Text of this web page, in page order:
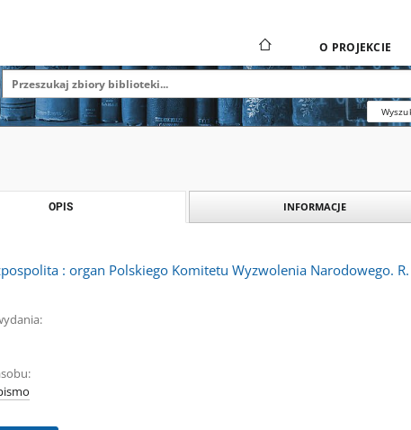
O PROJEKCIE
OPIS INFORMACJE
: organ Polskiego Komitetu Wyzwolenia Narodowego.